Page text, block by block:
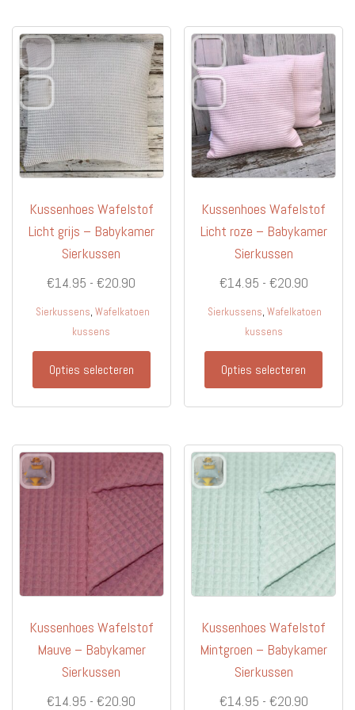
Deze
optie
kan
gekozen
worden
op
de
productpagina
Deze
optie
kan
op
de
Kussenhoes Wafelstof
Licht grijs – Babykamer
Sierkussen
€14.95 - €20.90
€20.90
Sierkussens, Wafelkatoen
kussens
Opties selecteren
Dit
Deze
optie
kan
gekozen
worden
op
de
productpagina
Kussenhoes Wafelstof
Licht roze – Babykamer
Sierkussen
€14.95 - €20.90
€20.90
Sierkussens, Wafelkatoen
kussens
Opties selecteren
Dit
Deze
optie
kan
op
de
Kussenhoes Wafelstof
Mauve – Babykamer
Sierkussen
€14.95 - €20.90
Kussenhoes Wafelstof
Mintgroen – Babykamer
Sierkussen
€14.95 - €20.90